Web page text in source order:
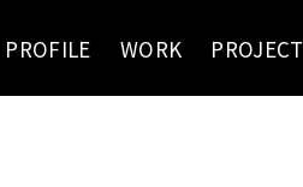
PROFILE WORK PROJECT